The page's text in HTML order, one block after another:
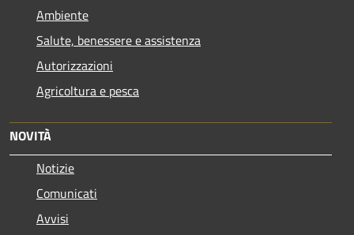
Ambiente
Salute, benessere e assistenza
Autorizzazioni
Agricoltura e pesca
NOVITÀ
Notizie
Comunicati
Avvisi